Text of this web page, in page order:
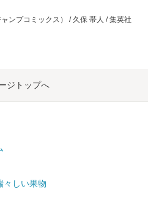
ンプコミックス） / 久保 帯人 / 集英社
ジトップへ
々しい果物